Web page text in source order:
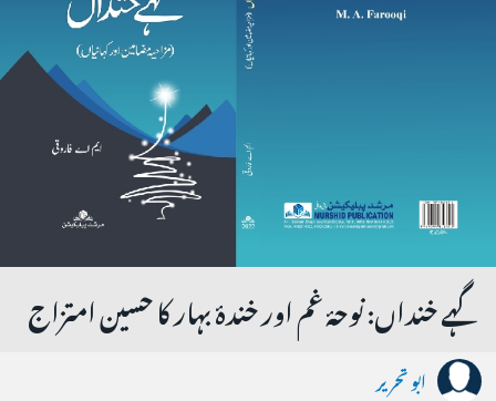
گہے خنداں: نوحۂ غم اور خندۂ بہار کا حسین امتزاج
ابو تحریر